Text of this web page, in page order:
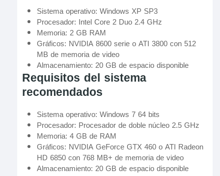
Sistema operativo: Windows XP SP3
Procesador: Intel Core 2 Duo 2.4 GHz
Memoria: 2 GB RAM
Gráficos: NVIDIA 8600 serie o ATI 3800 con 512
MB de memoria de video
Almacenamiento: 20 GB de espacio disponible
Requisitos del sistema
recomendados
Sistema operativo: Windows 7 64 bits
Procesador: Procesador de doble núcleo 2.5 GHz
Memoria: 4 GB de RAM
Gráficos: NVIDIA GeForce GTX 460 o ATI Radeon
HD 6850 con 768 MB+ de memoria de video
Almacenamiento: 20 GB de espacio disponible